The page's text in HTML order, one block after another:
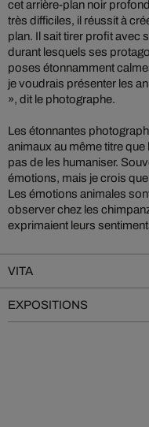
cet arrière-plan noir
très difficiles, il réussit à
plan. Il sait tirer profit avec
durant lesquels ses
poses étonnamment
je voudrais présenter les
», dit le photographe.
Les étonnantes
animaux au même titre que
pas de les humaniser.
émotions, mais je crois
Les émotions animales
observer chez les
exprimaient leurs
VITA
EXPOSITIONS